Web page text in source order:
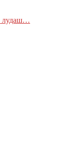
лудаш…